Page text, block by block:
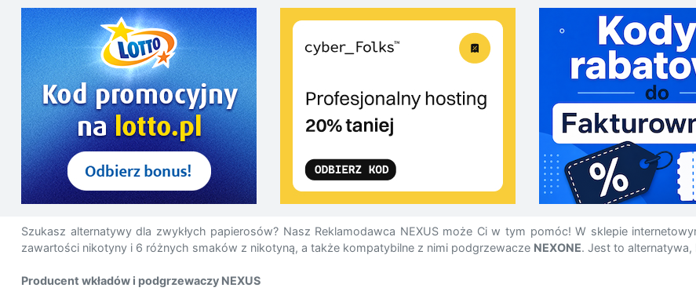
Szukasz alternatywy dla zwykłych papierosów? Nasz Reklamodawca NEXUS może Ci w tym pomóc! W sklepie
zawartości nikotyny i 6 różnych smaków z nikotyną, a także kompatybilne z nimi podgrzewacze NEXONE. Jest to
Producent wkładów i podgrzewaczy NEXUS